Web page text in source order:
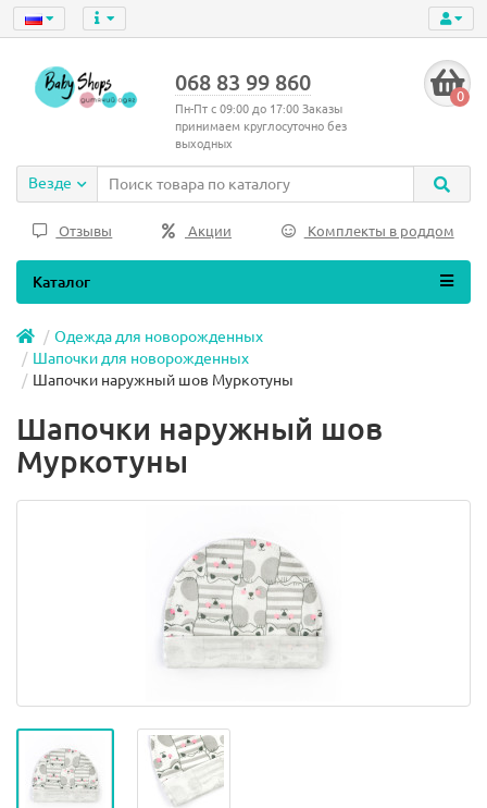
068 83 99 860
Пн-Пт с 09:00 до 17:00 Заказы
принимаем круглосуточно без
выходных
0
Везде
Отзывы Акции Комплекты в роддом
Каталог
Одежда для новорожденных
Шапочки для новорожденных
Шапочки наружный шов Муркотуны
Шапочки наружный шов
Муркотуны